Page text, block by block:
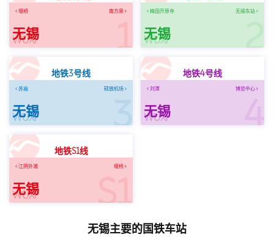
1
南方泉
堰桥
WUXI
无锡 2
无锡东站
梅园开原寺
WUXI
无锡
3
地铁3号线
硕放机场
苏庙
WUXI
无锡 4
地铁4号线
博览中心
刘潭
WUXI
无锡
S1
地铁S1线
堰桥
江阴外滩
WUXI
无锡
无锡主要的国铁车站